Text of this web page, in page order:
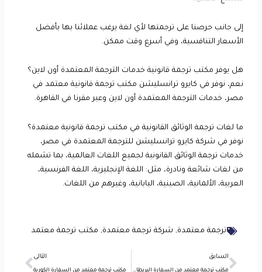
إلى جانب حرصنا على ترجمتها لأي لغة يرغب عملائنا بها بأفضل
الأسعار التنافسية، وفي أسرع وقت ممكن.
هل يوفر مكتب ترجمة قانونية خدمات الترجمة المعتمدة أون لاين؟
نعم، نوفر في كايرو ترانسليشن مكتب ترجمة قانونية معتمد في
مصر، خدمات الترجمة المعتمدة أون لاين وعبر مقرنا في القاهرة.
ما لغات ترجمة الوثائق القانونية في مكتب ترجمة قانونية معتمدة؟
نوفر في شركة كايرو ترانسليشن للترجمة المعتمدة في مصر،
خدمات ترجمة الوثائق القانونية لجميع اللغات العالمية، بما تشمله
من لغات شائعة ونادرة، مثل: اللغة الإنجليزية، اللغة الفرنسية،
العربية، الألمانية، الصينية، اليابانية، وغيرهم من اللغات.
ترجمة معتمدة, شركة ترجمة معتمدة, مكتب ترجمة معتمد
Prev
السابق
مكتب ترجمة معتمد من السفارة البريطانية اعتماد سرعة أفضل سعر
التالى
مكتب ترجمة معتمد من السفارة الكورية